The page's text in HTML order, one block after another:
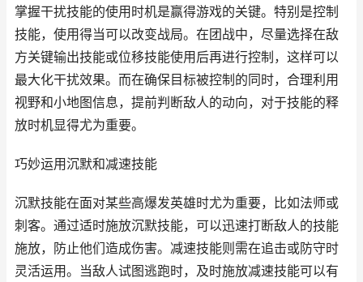
掌握干扰技能的使用时机是赢得游戏的关键。特别是控制
技能，使用得当可以改变战局。在团战中，尽量选择在敌
方关键输出技能或位移技能使用后再进行控制，这样可以
最大化干扰效果。而在确保目标被控制的同时，合理利用
视野和小地图信息，提前判断敌人的动向，对于技能的释
放时机显得尤为重要。
巧妙运用沉默和减速技能
沉默技能在面对某些高爆发英雄时尤为重要，比如法师或
刺客。通过适时施放沉默技能，可以迅速打断敌人的技能
施放，防止他们造成伤害。减速技能则需在追击或防守时
灵活运用。当敌人试图逃跑时，及时施放减速技能可以有